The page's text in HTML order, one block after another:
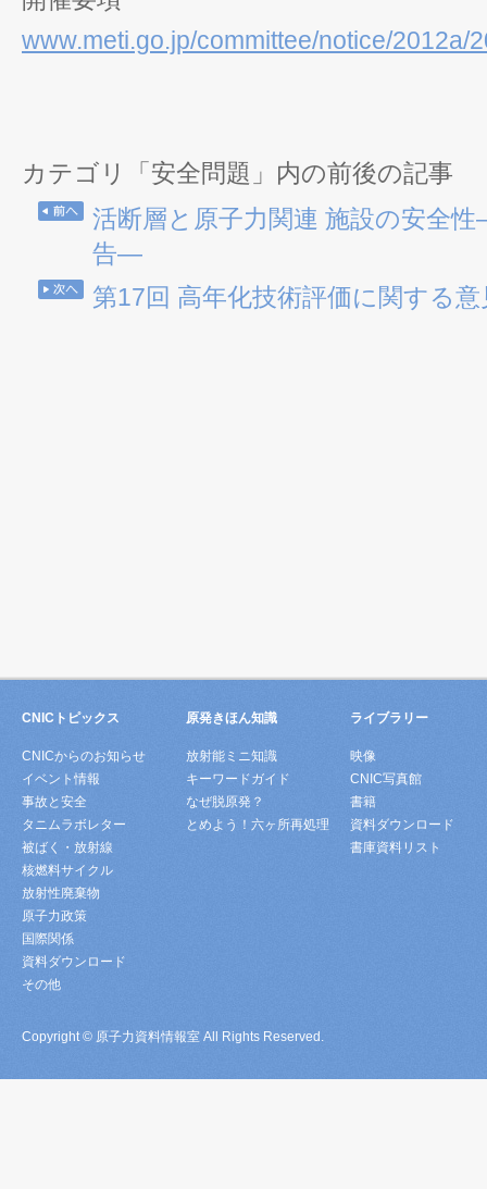
www.meti.go.jp/committee/notice/2012a/
カテゴリ「安全問題」内の前後の記事
活断層と原子力関連 施設の安全
告―
第17回 高年化技術評価に関する
CNICトピックス
CNICからのお知らせ
イベント情報
事故と安全
タニムラボレター
被ばく・放射線
核燃料サイクル
放射性廃棄物
原子力政策
国際関係
資料ダウンロード
その他
原発きほん知識
放射能ミニ知識
キーワードガイド
なぜ脱原発？
とめよう！六ヶ所再処理
ライブラリー
映像
CNIC写真館
書籍
資料ダウンロード
書庫資料リスト
Copyright © 原子力資料情報室 All Rights Reserved.